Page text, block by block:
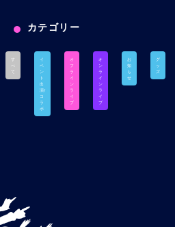
カテゴリー
す
べ
て
イ
ベ
ン
ト
出
演/
コ
ラ
ボ
オ
フ
ラ
イ
ン
ラ
イ
ブ
オ
ン
ラ
イ
ン
ラ
イ
ブ
お
知
ら
せ
グ
ッ
ズ